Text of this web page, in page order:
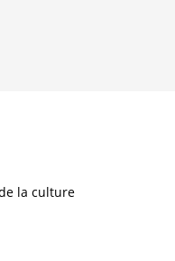
la culture